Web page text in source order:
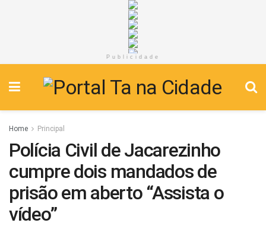
Publicidade
Home Principal
Polícia Civil de Jacarezinho
cumpre dois mandados de
prisão em aberto “Assista o
vídeo”